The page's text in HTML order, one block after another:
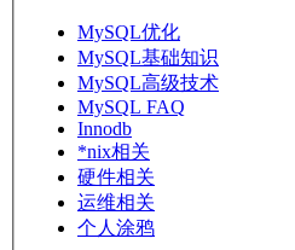
MySQL优化
MySQL基础知识
MySQL高级技术
MySQL FAQ
Innodb
*nix相关
硬件相关
运维相关
个人涂鸦